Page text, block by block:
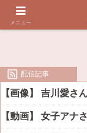
配信記事
メニュー